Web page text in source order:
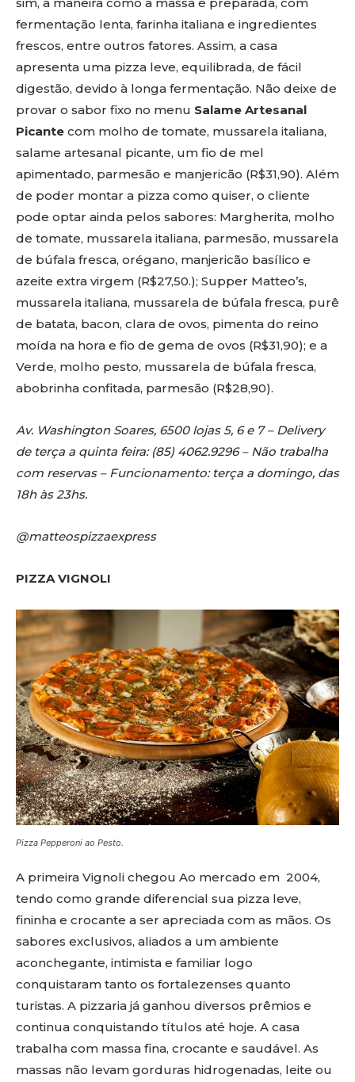
fermentação lenta, farinha italiana e ingredientes
frescos, entre outros fatores. Assim, a casa
apresenta uma pizza leve, equilibrada, de fácil
digestão, devido à longa fermentação. Não deixe de
provar o sabor fixo no menu Salame Artesanal
Picante com molho de tomate, mussarela italiana,
salame artesanal picante, um fio de mel
apimentado, parmesão e manjericão (R$31,90). Além
de poder montar a pizza como quiser, o cliente
pode optar ainda pelos sabores: Margherita, molho
de tomate, mussarela italiana, parmesão, mussarela
de búfala fresca, orégano, manjericão basílico e
azeite extra virgem (R$2​7​,​5​0​.); ​Supper Matteo’s,
mussarela italiana, mussarela de búfala fresca, purê
de batata, bacon, clara de ovos, pimenta do reino
moída na hora e fio de gema de ovos (R$31,90); e a
Verde, molho pesto, mussarela de búfala fresca,
abobrinha confitada, parmesão (R$28,90).​
Av. Washington Soares, 6500 lojas 5, 6 e 7 – Delivery
de terça a quinta feira: (85) 4062.9296 – Não trabalha
com reservas – Funcionamento: terça a domingo, das
18h às 23hs.
​@matteospizzaexpress​​
PIZZA VIGNOLI
Pizza Pepperoni ao Pesto.
A primeira Vignoli chegou Ao mercado em 2004,
tendo como grande diferencial sua pizza leve,
fininha e crocante a ser apreciada com as mãos. Os
sabores exclusivos, aliados a um ambiente
aconchegante, intimista e familiar logo
conquistaram tanto os fortalezenses quanto
turistas. A pizzaria já ganhou diversos prêmios e
continua conquistando títulos até hoje. A casa
trabalha com massa fina, crocante e saudável. As
massas não levam gorduras hidrogenadas, leite ou